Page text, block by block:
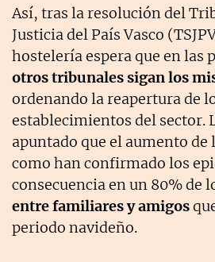
Así, tras la resolución del
Justicia del País Vasco
hostelería espera que en las
otros tribunales sigan los
ordenando la reapertura de
establecimientos del sector.
apuntado que el aumento de
como han confirmado los
consecuencia en un 80% de
entre familiares y amigos
periodo navideño.